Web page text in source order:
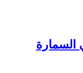
السمارة